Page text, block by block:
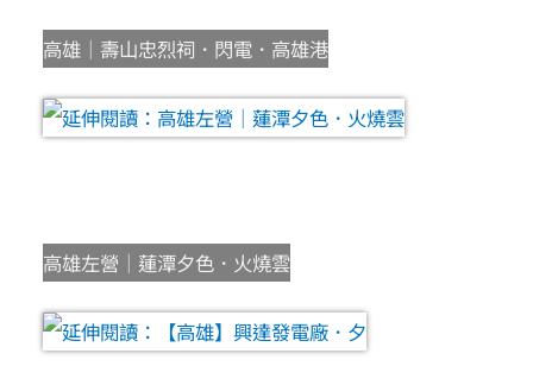
高雄｜壽山忠烈祠．閃電．高雄港
高雄左營｜蓮潭夕色．火燒雲